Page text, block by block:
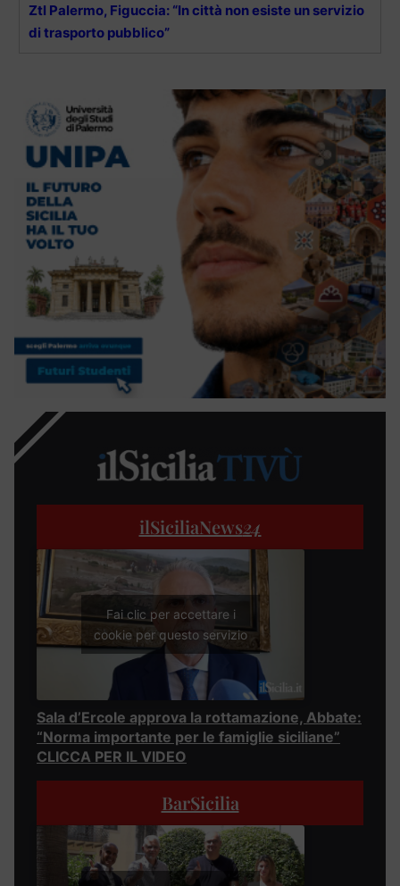
Ztl Palermo, Figuccia: “In città non esiste un servizio
di trasporto pubblico”
ilSiciliaNews24
Fai clic per accettare i
cookie per questo servizio
Sala d’Ercole approva la rottamazione, Abbate:
“Norma importante per le famiglie siciliane”
CLICCA PER IL VIDEO
BarSicilia